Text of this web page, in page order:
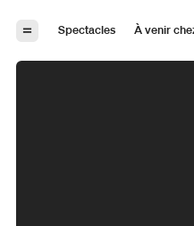
Spectacles
À venir